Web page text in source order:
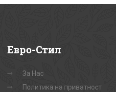
Евро-Стил
За Нас
Политика на приватност